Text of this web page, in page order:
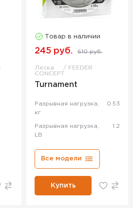
Товар в наличии
245 руб. 610 руб.
Леска
FEEDER
CONCEPT
Turnament
Разрывная нагрузка,
кг
0.53
Разрывная нагрузка,
LB
1.2
Все модели
Купить